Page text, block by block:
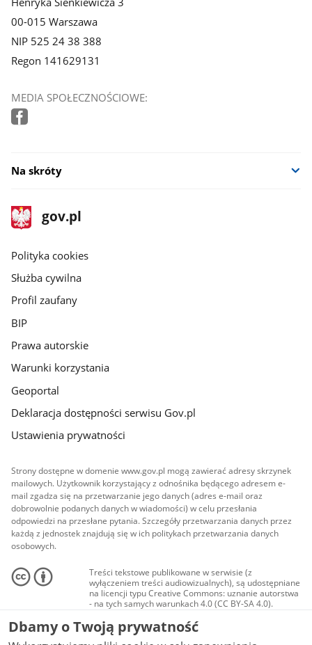
00-015 Warszawa
NIP 525 24 38 388
Regon 141629131
MEDIA SPOŁECZNOŚCIOWE:
Na skróty
stopka
gov.pl
Strona
gov.pl
gov.pl
Polityka cookies
Służba cywilna
Profil zaufany
BIP
Prawa autorskie
Warunki korzystania
Geoportal
Deklaracja dostępności serwisu Gov.pl
Ustawienia prywatności
Strony dostępne w domenie www.gov.pl mogą zawierać adresy skrzynek
mailowych. Użytkownik korzystający z odnośnika będącego adresem e-
mail zgadza się na przetwarzanie jego danych (adres e-mail oraz
dobrowolnie podanych danych w wiadomości) w celu przesłania
odpowiedzi na przesłane pytania. Szczegóły przetwarzania danych przez
każdą z jednostek znajdują się w ich politykach przetwarzania danych
osobowych.
Treści tekstowe publikowane w serwisie (z
wyłączeniem treści audiowizualnych), są udostępniane
na licencji typu Creative Commons: uznanie autorstwa
- na tych samych warunkach 4.0 (CC BY-SA 4.0).
Materiały audiowizualne, w tym zdjęcia, materiały
audio i wideo, są udostępniane na licencji typu
Creative Commons: uznanie autorstwa użycie
Dbamy o Twoją prywatność